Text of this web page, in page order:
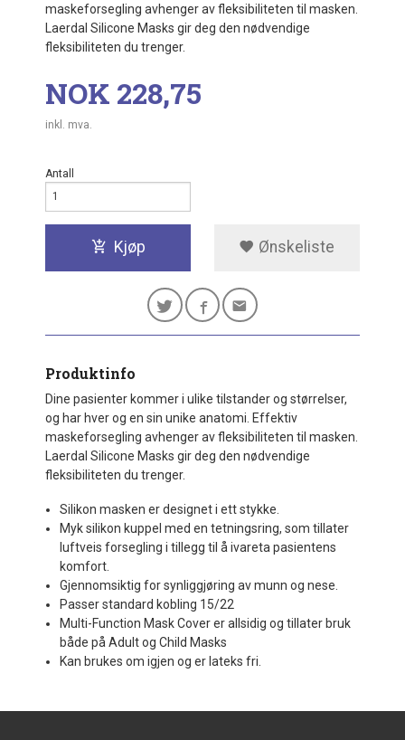
maskeforsegling avhenger av fleksibiliteten til masken.
Laerdal Silicone Masks gir deg den nødvendige
fleksibiliteten du trenger.
Pris
NOK 228,75
inkl. mva.
Antall
Kjøp Ønskeliste
Produktinfo
Dine pasienter kommer i ulike tilstander og størrelser,
og har hver og en sin unike anatomi. Effektiv
maskeforsegling avhenger av fleksibiliteten til masken.
Laerdal Silicone Masks gir deg den nødvendige
fleksibiliteten du trenger.
Silikon masken er designet i ett stykke.
Myk silikon kuppel med en tetningsring, som tillater
luftveis forsegling i tillegg til å ivareta pasientens
komfort.
Gjennomsiktig for synliggjøring av munn og nese.
Passer standard kobling 15/22
Multi-Function Mask Cover er allsidig og tillater bruk
både på Adult og Child Masks
Kan brukes om igjen og er lateks fri.